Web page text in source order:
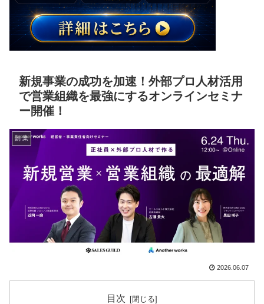
新規事業の成功を加速！外部プロ人材活用
で営業組織を最強にするオンラインセミナ
ー開催！
副 業
2026.06.07
目次